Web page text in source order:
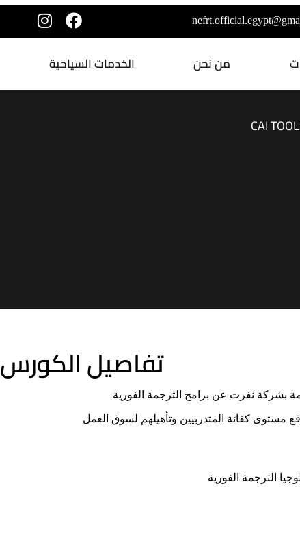
من نحن الخدمات السياحية
CAI
تفاصيل الكورس
بشركة نفرت عن برامج الترجمة الفورية
مستوى كفائة المتدربيين وتأهيلهم لسوق العمل
الترجمة الفورية